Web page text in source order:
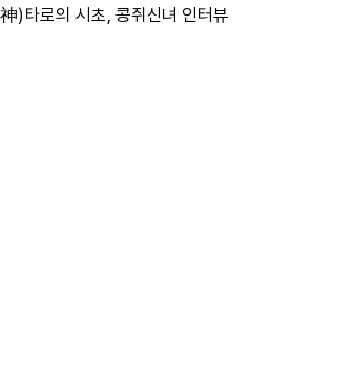
)타로의 시초, 콩쥐신녀 인터뷰